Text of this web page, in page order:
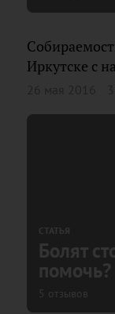
Иркутске с
СТАТЬЯ
Болят
помочь?
5 отзывов